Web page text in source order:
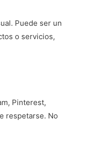
Puede ser un
o servicios,
Pinterest,
respetarse. No